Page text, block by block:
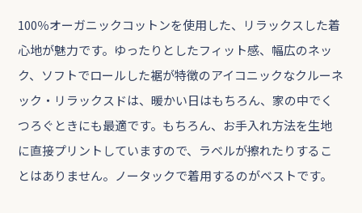
100％オーガニックコットンを使用した、リラックスした着
心地が魅力です。ゆったりとしたフィット感、幅広のネッ
ク、ソフトでロールした裾が特徴のアイコニックなクルーネ
ック・リラックスドは、暖かい日はもちろん、家の中でく
つろぐときにも最適です。もちろん、お手入れ方法を生地
に直接プリントしていますので、ラベルが擦れたりするこ
とはありません。ノータックで着用するのがベストです。